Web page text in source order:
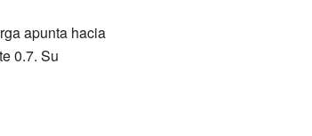
apunta hacia
0.7. Su